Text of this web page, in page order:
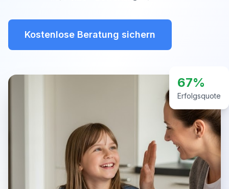
Kostenlose Beratung sichern
67%
Erfolgsquote